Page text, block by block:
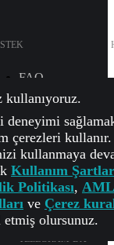
FAQ
Nasıl çalışır
Takas Durumunu
Kontrol Et
E-POSTA
[email protected]
TELEGRAM DESTEĞI
@Xgram_team
TELEGRAM’DA
kullanıyoruz.
deneyimi
çerezleri kullanır.
kullanmaya
Kullanım
Politikası,
ve Çerez
etmiş olursunuz.